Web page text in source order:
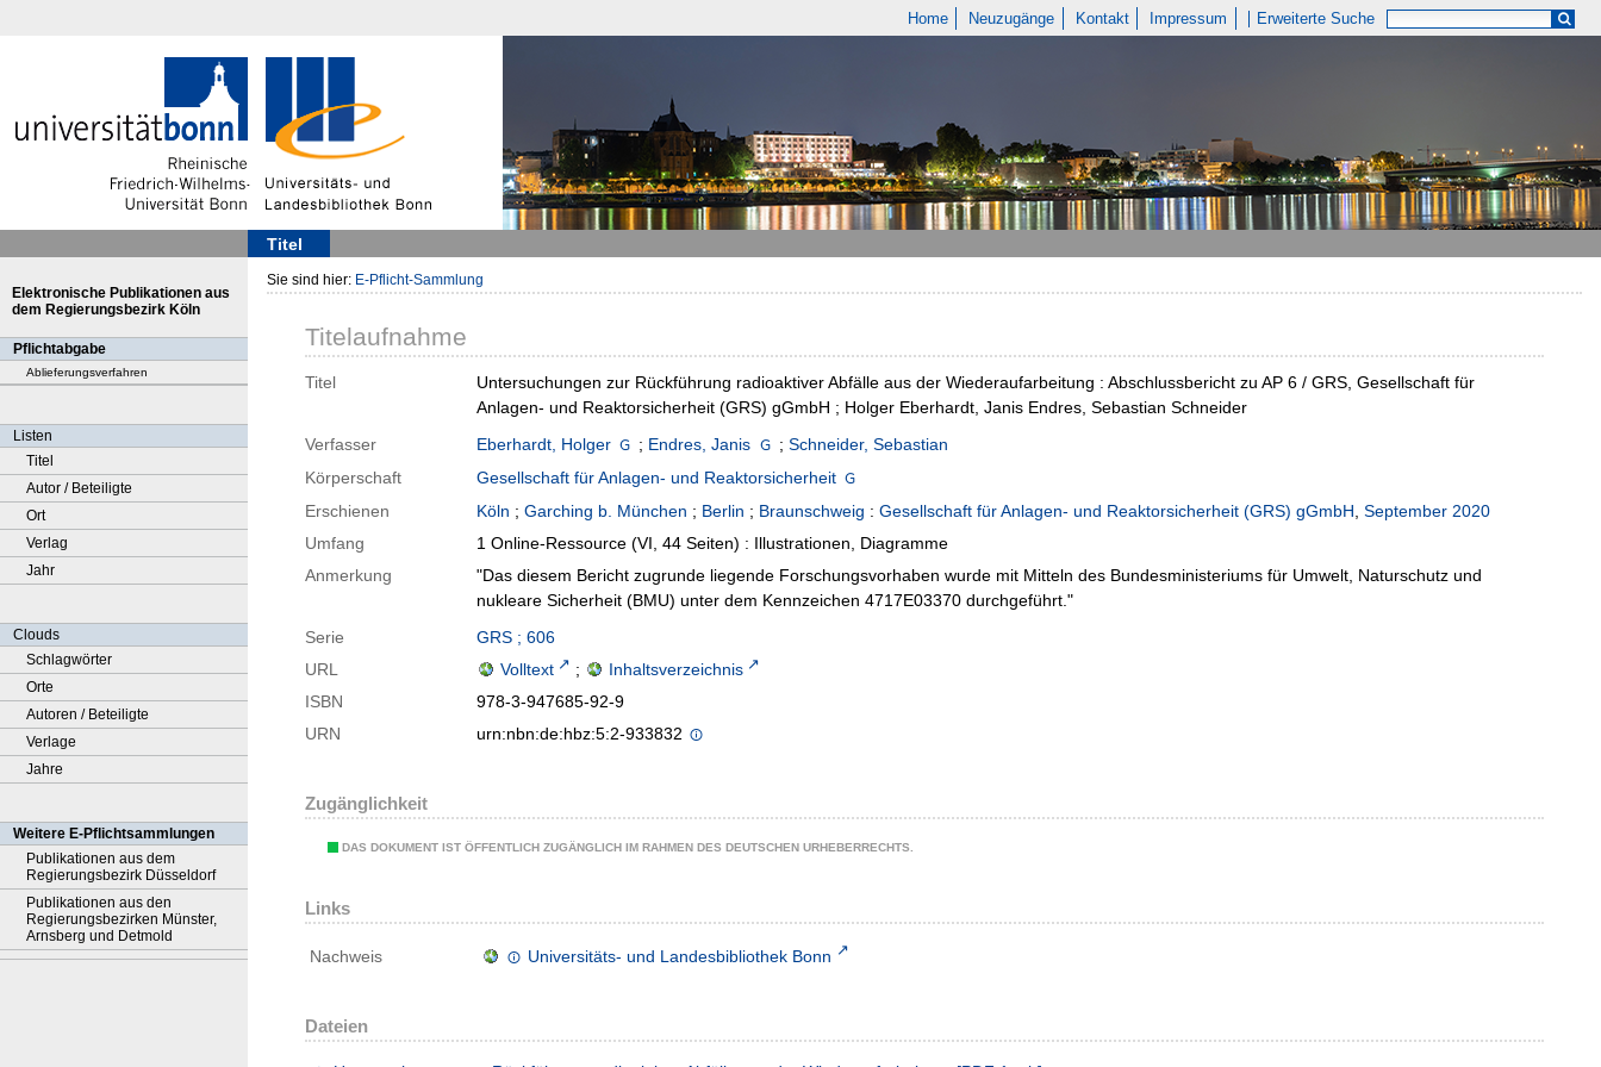
Home Neuzugänge Kontakt Impressum Erweiterte Suche
Titel
Elektronische Publikationen aus
dem Regierungsbezirk Köln
Pflichtabgabe
Ablieferungsverfahren
Listen
Titel
Autor / Beteiligte
Ort
Verlag
Jahr
Clouds
Schlagwörter
Orte
Autoren / Beteiligte
Verlage
Jahre
Weitere E-Pflichtsammlungen
Publikationen aus dem
Regierungsbezirk Düsseldorf
Publikationen aus den
Regierungsbezirken Münster,
Arnsberg und Detmold
Sie sind hier: E-Pflicht-Sammlung
Titelaufnahme
Titel
Untersuchungen zur Rückführung radioaktiver Abfälle aus der Wiederaufarbeitung : Abschlussbericht zu AP 6 / GRS, Gesellschaft für
Anlagen- und Reaktorsicherheit (GRS) gGmbH ; Holger Eberhardt, Janis Endres, Sebastian Schneider
Verfasser
Eberhardt, Holger ; Endres, Janis ; Schneider, Sebastian
Körperschaft
Gesellschaft für Anlagen- und Reaktorsicherheit
Erschienen
Köln ; Garching b. München ; Berlin ; Braunschweig : Gesellschaft für Anlagen- und Reaktorsicherheit (GRS) gGmbH, September 2020
Umfang
1 Online-Ressource (VI, 44 Seiten) : Illustrationen, Diagramme
Anmerkung
"Das diesem Bericht zugrunde liegende Forschungsvorhaben wurde mit Mitteln des Bundesministeriums für Umwelt, Naturschutz und
nukleare Sicherheit (BMU) unter dem Kennzeichen 4717E03370 durchgeführt."
Serie
GRS ; 606
URL
Volltext ;
Inhaltsverzeichnis
ISBN
978-3-947685-92-9
URN
urn:nbn:de:hbz:5:2-933832
Zugänglichkeit
DAS DOKUMENT IST ÖFFENTLICH ZUGÄNGLICH IM RAHMEN DES DEUTSCHEN URHEBERRECHTS.
Links
Nachweis Universitäts- und Landesbibliothek Bonn
Dateien